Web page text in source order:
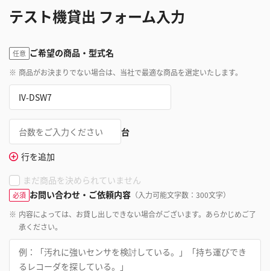
テスト機貸出 フォーム入力
任意 ご希望の商品・型式名
※ 商品がお決まりでない場合は、当社で最適な商品を選定いたします。
台
行を追加
まだ商品を決められていません
必須 お問い合わせ・ご依頼内容 （入力可能文字数：300文字）
※ 内容によっては、お貸し出しできない場合がございます。あらかじめご了
承ください。